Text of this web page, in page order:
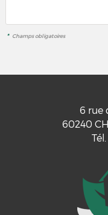
* Champs obligatoires
6 rue
60240
Tél.